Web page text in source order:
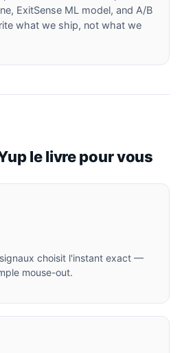
ExitSense ML model, and A/B
what we ship, not what we
le livre pour vous
choisit l'instant exact —
mouse-out.